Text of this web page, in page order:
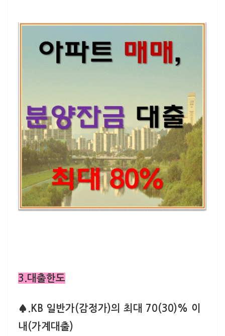
3.대출한도
♠.KB 일반가(감정가)의 최대 70(30)% 이
내(가계대출)